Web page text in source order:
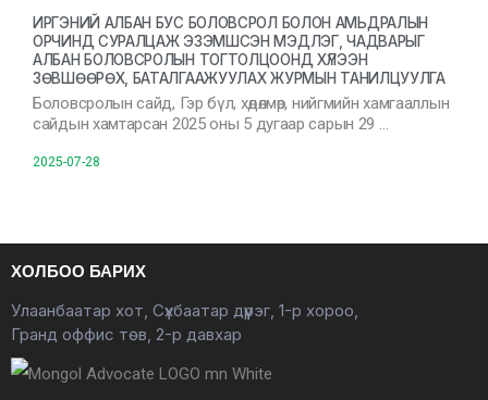
ИРГЭНИЙ АЛБАН БУС БОЛОВСРОЛ БОЛОН АМЬДРАЛЫН
ОРЧИНД СУРАЛЦАЖ ЭЗЭМШСЭН МЭДЛЭГ, ЧАДВАРЫГ
АЛБАН БОЛОВСРОЛЫН ТОГТОЛЦООНД ХҮЛЭЭН
ЗӨВШӨӨРӨХ, БАТАЛГААЖУУЛАХ ЖУРМЫН ТАНИЛЦУУЛГА
Боловсролын сайд, Гэр бүл, хөдөлмөр, нийгмийн хамгааллын
сайдын хамтарсан 2025 оны 5 дугаар сарын 29 …
2025-07-28
ХОЛБОО БАРИХ
Улаанбаатар хот, Сүхбаатар дүүрэг, 1-р хороо,
Гранд оффис төв, 2-р давхар